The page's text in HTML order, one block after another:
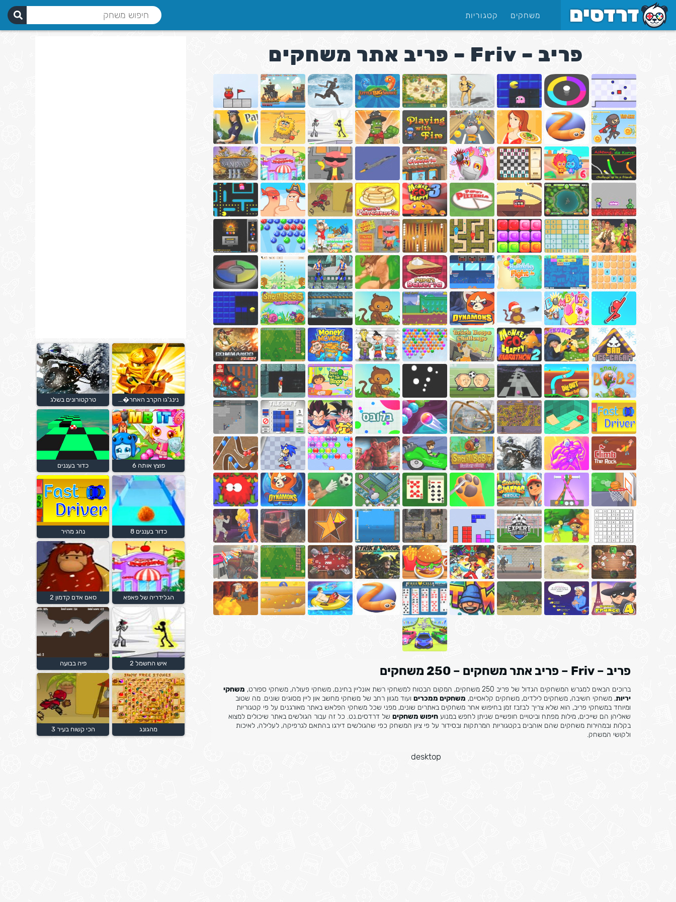
משחקים קטגוריות
פריב – Friv – פריב אתר משחקים
פריב – Friv – פריב אתר משחקים – 250 משחקים
ברוכים הבאים למגרש המשחקים הגדול של פריב 250 משחקים, המקום הבטוח למשחקי רשת אונליין בחינם, משחקי פעולה, משחקי ספורט,
משחקי
יריות, משחקי חשיבה, משחקים לילדים, משחקים קלאסיים, משחקים ממכרים ועוד מגוון רחב של משחקי מחשב און ליין מסוגים שונים. מה שטוב
ומיוחד במשחקי פריב, הוא שלא צריך לבזבז זמן בחיפוש אחר משחקים באתרים שונים, מפני שכל משחקי הפלאש באתר מאורגנים על פי קטגוריות
שאליהן הם שייכים, מילות מפתח וביטויים חופשיים שניתן לחפש במנוע חיפוש משחקים של דרדסים.נט. כל זה עבור הגולשים באתר שיכולים למצוא
בקלות ובמהירות משחקים שהם אוהבים בקטגוריות המרתקות ובסידור על פי ציון המשחק כפי שהגולשים דירגו בהתאם לגרפיקה, לעלילה, לאיכות
ולקושי המשחק.
desktop
נינג'גו הקרב האחר�... טרקטורונים בשלג
פוצץ אותה 6 כדור בעננים
כדור בעננים 8 נהג מהיר
הגלידריה של פאפא סאם אדם קדמון 2
איש החשמל 2 פיה בבועה
מהגונג הכי קשוח בעיר 3